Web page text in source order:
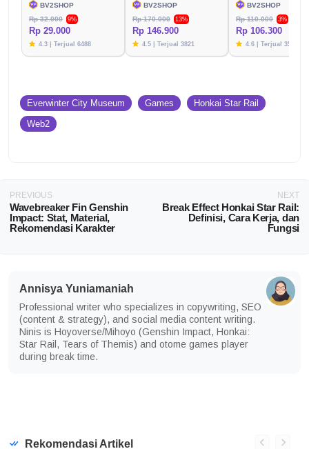
BV2SHOP
Rp 32.000
9%
Rp 29.000
4.3 | Terjual 6488
BV2SHOP
Rp 170.000
13%
Rp 146.900
4.5 | Terjual 3821
BV2SHOP
Rp 110.000
3%
Rp 106.300
4.6 | Terjual 3576
Everwinter City Museum Games
Honkai Star Rail
Web2
PREVIOUS
Wavebreaker Fin Genshin
Impact: Stat, Material,
Rekomendasi Karakter
NEXT
Break Effect Honkai Star Rail:
Definisi, Cara Kerja, dan
Fungsi
Annisya Yuniamaniah
Professional writer who specializes in copywriting, SEO
(content & strategy), and social media content writing.
Ninis is Hoyoverse/Mihoyo (Genshin Impact, Honkai:
Star Rail, Tears of Themis) and otome games player
during break time.
Rekomendasi Artikel